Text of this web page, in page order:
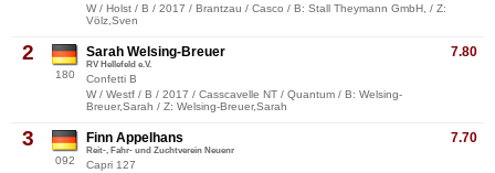
W / Holst / B / 2017 / Brantzau / Casco / B: Stall Theymann GmbH, / Z:
Völz,Sven
2
180
7.80
Sarah Welsing-Breuer
RV Hellefeld e.V.
Confetti B
W / Westf / B / 2017 / Casscavelle NT / Quantum / B: Welsing-
Breuer,Sarah / Z: Welsing-Breuer,Sarah
3
092
7.70
Finn Appelhans
Reit-, Fahr- und Zuchtverein Neuenr
Capri 127